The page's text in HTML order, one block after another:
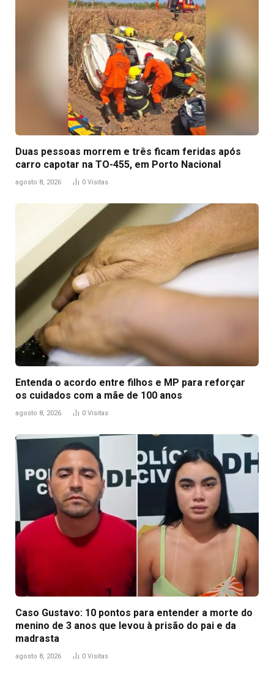
Duas pessoas morrem e três ficam feridas após
carro capotar na TO-455, em Porto Nacional
agosto 8, 2026 0 Visitas
Entenda o acordo entre filhos e MP para reforçar
os cuidados com a mãe de 100 anos
agosto 8, 2026 0 Visitas
Caso Gustavo: 10 pontos para entender a morte do
menino de 3 anos que levou à prisão do pai e da
madrasta
agosto 8, 2026 0 Visitas